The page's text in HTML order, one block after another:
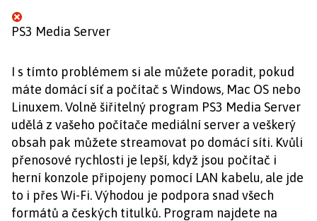
PS3 Media Server
I s tímto problémem si ale můžete poradit, pokud
máte domácí síť a počítač s Windows, Mac OS nebo
Linuxem. Volně šiřitelný program PS3 Media Server
udělá z vašeho počítače mediální server a veškerý
obsah pak můžete streamovat po domácí síti. Kvůli
přenosové rychlosti je lepší, když jsou počítač i
herní konzole připojeny pomocí LAN kabelu, ale jde
to i přes Wi-Fi. Výhodou je podpora snad všech
formátů a českých titulků. Program najdete na